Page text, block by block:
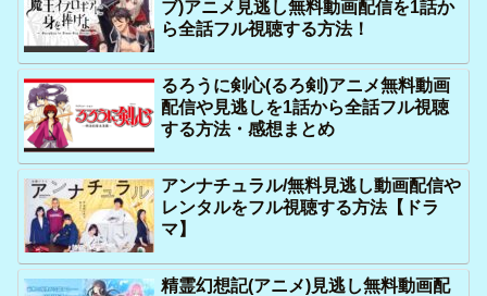
ブ)アニメ見逃し無料動画配信を1話か
ら全話フル視聴する方法！
るろうに剣心(るろ剣)アニメ無料動画
配信や見逃しを1話から全話フル視聴
する方法・感想まとめ
アンナチュラル/無料見逃し動画配信や
レンタルをフル視聴する方法【ドラ
マ】
精霊幻想記(アニメ)見逃し無料動画配